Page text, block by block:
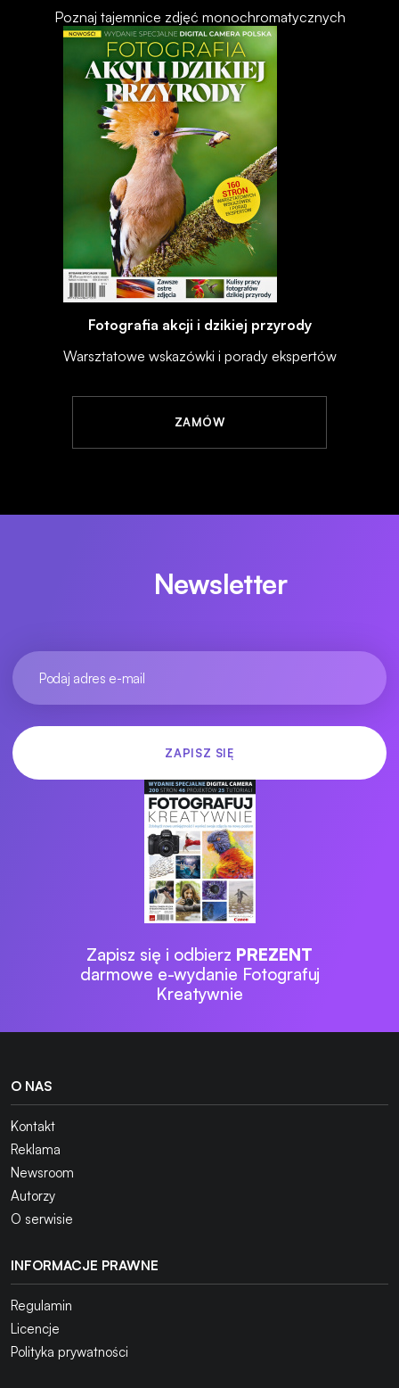
Poznaj tajemnice zdjęć monochromatycznych
Fotografia akcji i dzikiej przyrody
Warsztatowe wskazówki i porady ekspertów
ZAMÓW
Newsletter
Zapisz się i odbierz PREZENT
darmowe e-wydanie Fotografuj
Kreatywnie
O NAS
Kontakt
Reklama
Newsroom
Autorzy
O serwisie
INFORMACJE PRAWNE
Regulamin
Licencje
Polityka prywatności